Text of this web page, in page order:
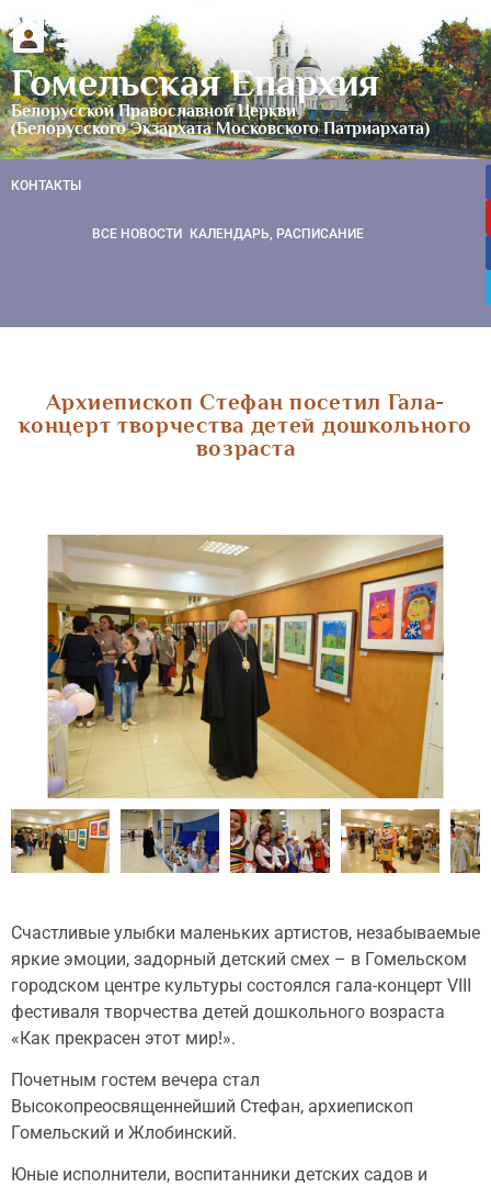
Гомельская Епархия
Белорусской Православной Церкви
(Белорусского Экзархата Московского Патриархата)
КОНТАКТЫ
ВСЕ НОВОСТИ КАЛЕНДАРЬ, РАСПИСАНИЕ
Архиепископ Стефан посетил Гала-
концерт творчества детей дошкольного
возраста
Счастливые улыбки маленьких артистов, незабываемые
яркие эмоции, задорный детский смех – в Гомельском
городском центре культуры состоялся гала-концерт VIII
фестиваля творчества детей дошкольного возраста
«Как прекрасен этот мир!».
Почетным гостем вечера стал
Высокопреосвященнейший Стефан, архиепископ
Гомельский и Жлобинский.
Юные исполнители, воспитанники детских садов и